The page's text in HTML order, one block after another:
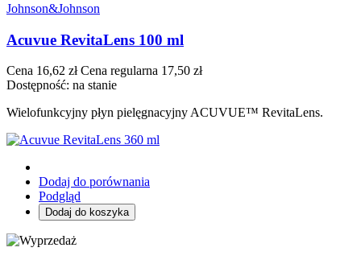
Johnson&Johnson
Acuvue RevitaLens 100 ml
Cena 16,62 zł Cena regularna 17,50 zł
Dostępność: na stanie
Wielofunkcyjny płyn pielęgnacyjny ACUVUE™ RevitaLens.
Dodaj do porównania
Podgląd
Dodaj do koszyka